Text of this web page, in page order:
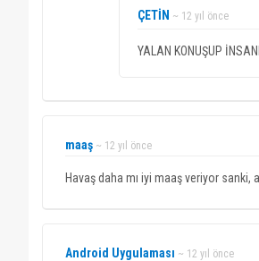
ÇETİN ~ 12 yıl önce
YALAN KONUŞUP
maaş ~ 12 yıl önce
Havaş daha mı iyi maaş veriyor sanki,
Android Uygulaması ~ 12 yıl önce